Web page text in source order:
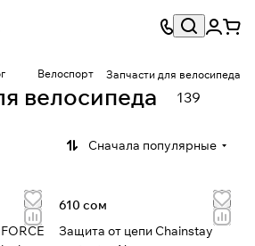
Велоспорт Запчасти для велосипеда
велосипеда 139
Сначала популярные
610 сом
Защита от цепи Chainstay